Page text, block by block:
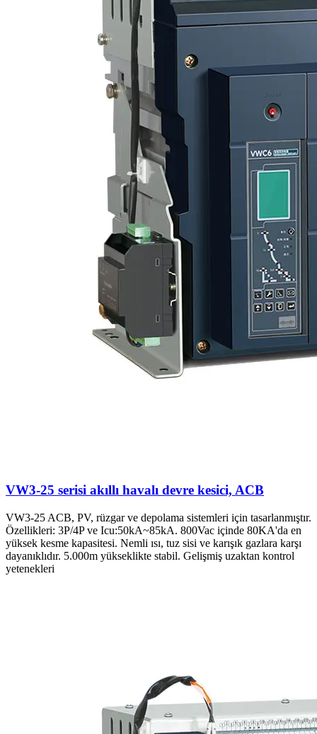
VW3-25 serisi akıllı havalı devre kesici, ACB
VW3-25 ACB, PV, rüzgar ve depolama sistemleri için tasarlanmıştır.
Özellikleri: 3P/4P ve Icu:50kA~85kA. 800Vac içinde 80KA'da en
yüksek kesme kapasitesi. Nemli ısı, tuz sisi ve karışık gazlara karşı
dayanıklıdır. 5.000m yükseklikte stabil. Gelişmiş uzaktan kontrol
yetenekleri